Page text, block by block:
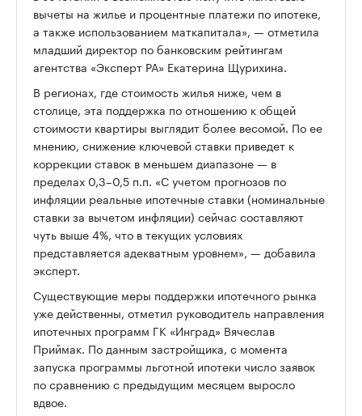
вычеты на жилье и процентные платежи по ипотеке,
а также использованием маткапитала», — отметила
младший директор по банковским рейтингам
агентства «Эксперт РА» Екатерина Щурихина.
В регионах, где стоимость жилья ниже, чем в
столице, эта поддержка по отношению к общей
стоимости квартиры выглядит более весомой. По ее
мнению, снижение ключевой ставки приведет к
коррекции ставок в меньшем диапазоне — в
пределах 0,3–0,5 п.п. «С учетом прогнозов по
инфляции реальные ипотечные ставки (номинальные
ставки за вычетом инфляции) сейчас составляют
чуть выше 4%, что в текущих условиях
представляется адекватным уровнем», — добавила
эксперт.
Существующие меры поддержки ипотечного рынка
уже действенны, отметил руководитель направления
ипотечных программ ГК «Инград» Вячеслав
Приймак. По данным застройщика, с момента
запуска программы льготной ипотеки число заявок
по сравнению с предыдущим месяцем выросло
вдвое.